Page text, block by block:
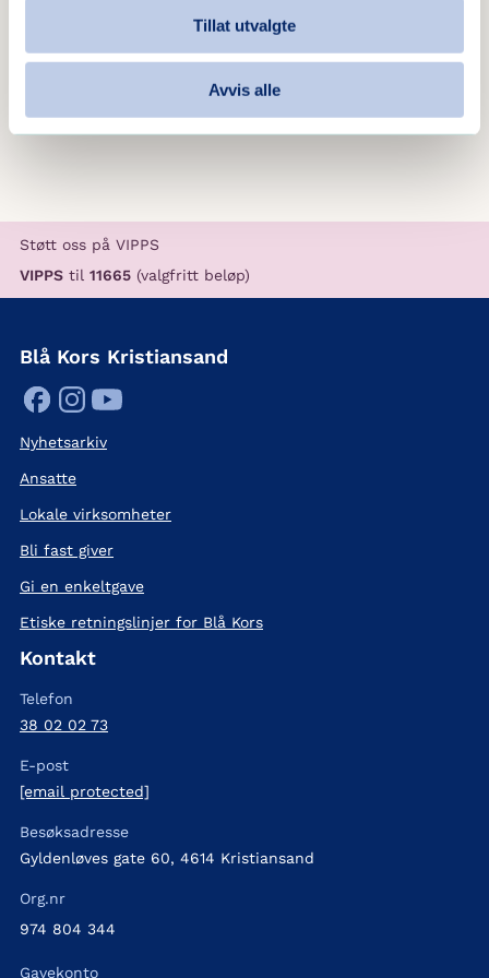
Tillat utvalgte
Avvis alle
Arnold Omdal
Ja Nei
Senest oppdatert:18.07.2025
Støtt oss på VIPPS
VIPPS til 11665 (valgfritt beløp)
Blå Kors Kristiansand
Nyhetsarkiv
Ansatte
Lokale virksomheter
Bli fast giver
Gi en enkeltgave
Etiske retningslinjer for Blå Kors
Kontakt
Telefon
38 02 02 73
E-post
[email protected]
Besøksadresse
Gyldenløves gate 60, 4614 Kristiansand
Org.nr
974 804 344
Gavekonto